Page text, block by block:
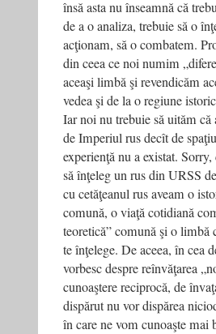
însă asta nu înseamnă că
de a o analiza, trebuie să o
acţionam, să o combatem.
din ceea ce noi numim
aceaşi limbă şi revendicăm
vedea şi de la o regiune
Iar noi nu trebuie să uităm
de Imperiul rus decît de
experienţă nu a existat.
să înţeleg un rus din URSS
cu cetăţeanul rus aveam o
comună, o viaţă cotidiană
teoretică” comună şi o limbă
te înţelege. De aceea, în cea
vorbesc despre reînvăţarea
cunoaştere reciprocă, de
dispărut nu vor dispărea
în care ne vom cunoaşte mai